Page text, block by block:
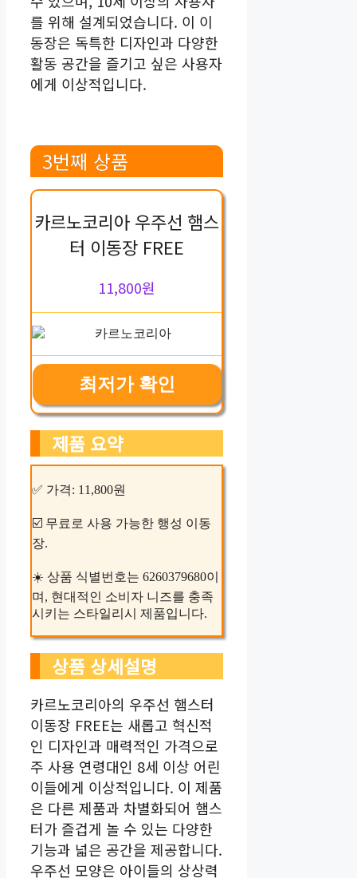
를 위해 설계되었습니다. 이 이
동장은 독특한 디자인과 다양한
활동 공간을 즐기고 싶은 사용자
에게 이상적입니다.
3번째 상품
카르노코리아 우주선 햄스
터 이동장 FREE
11,800원
최저가 확인
제품 요약
✅ 가격: 11,800원
☑️ 무료로 사용 가능한 행성 이동
장.
☀️ 상품 식별번호는 6260379680이
며, 현대적인 소비자 니즈를 충족
시키는 스타일리시 제품입니다.
상품 상세설명
카르노코리아의 우주선 햄스터
이동장 FREE는 새롭고 혁신적
인 디자인과 매력적인 가격으로
주 사용 연령대인 8세 이상 어린
이들에게 이상적입니다. 이 제품
은 다른 제품과 차별화되어 햄스
터가 즐겁게 놀 수 있는 다양한
기능과 넓은 공간을 제공합니다.
우주선 모양은 아이들의 상상력